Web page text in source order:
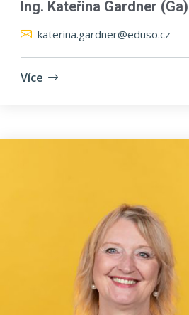
Ing. Kateřina Gardner (Ga)
katerina.gardner@eduso.cz
Více